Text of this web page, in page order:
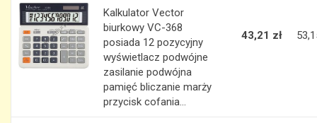
Kalkulator Vector
biurkowy VC-368
posiada 12 pozycyjny
wyświetlacz podwójne
zasilanie podwójna
pamięć bliczanie marży
przycisk cofania...
43,21 zł